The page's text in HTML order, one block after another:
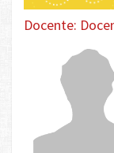
Docente: